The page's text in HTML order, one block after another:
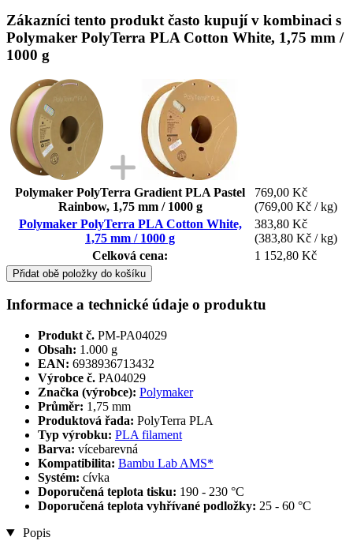
Zákazníci tento produkt často kupují v kombinaci s
Polymaker PolyTerra PLA Cotton White, 1,75 mm /
1000 g
Polymaker PolyTerra Gradient PLA Pastel
Rainbow, 1,75 mm / 1000 g
769,00 Kč
(769,00 Kč / kg)
Polymaker PolyTerra PLA Cotton White,
1,75 mm / 1000 g
383,80 Kč
(383,80 Kč / kg)
Celková cena:
1 152,80 Kč
Přidat obě položky do košíku
Informace a technické údaje o produktu
Produkt č. PM-PA04029
Obsah: 1.000 g
EAN: 6938936713432
Výrobce č. PA04029
Značka (výrobce): Polymaker
Průměr: 1,75 mm
Produktová řada: PolyTerra PLA
Typ výrobku: PLA filament
Barva: vícebarevná
Kompatibilita: Bambu Lab AMS*
Systém: cívka
Doporučená teplota tisku: 190 - 230 °C
Doporučená teplota vyhřívané podložky: 25 - 60 °C
Popis